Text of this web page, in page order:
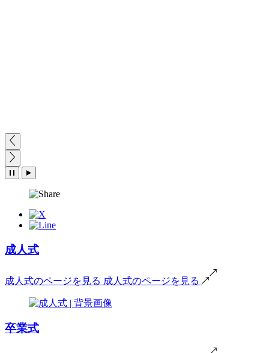
成人式
成人式のページを見る 成人式のページを見る
卒業式